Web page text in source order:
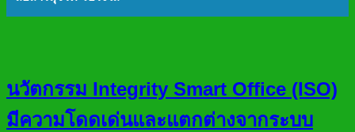
นวัตกรรม Integrity Smart Office (ISO)
มีความโดดเด่นและแตกต่างจากระบบ